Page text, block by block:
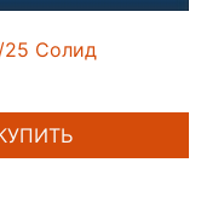
25 Солид